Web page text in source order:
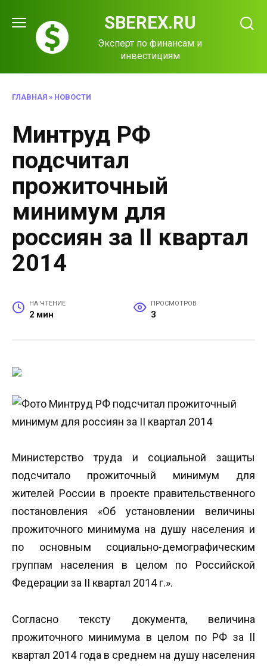
содержанию
SBEREX.RU
Эксперт по финансам и
инвестициям
ГЛАВНАЯ » НОВОСТИ
Минтруд РФ
подсчитал
прожиточный
минимум для
россиян за ІІ квартал
2014
НА ЧТЕНИЕ
2 мин
ПРОСМОТРОВ
3
Министерство труда и социальной защиты
подсчитало прожиточный минимум для
жителей России в проекте правительственного
постановления «Об установлении величины
прожиточного минимума на душу населения и
по основным социально-демографическим
группам населения в целом по Российской
Федерации за II квартал 2014 г.».
Согласно тексту документа, величина
прожиточного минимума в целом по РФ за II
квартал 2014 года в среднем на душу населения